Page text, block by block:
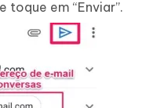
em “Enviar”.